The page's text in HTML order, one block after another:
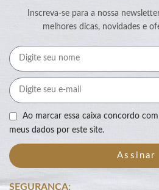
Inscreva-se para a nossa
melhores dicas, novidades e
Ao marcar essa caixa concordo
meus dados por este site.
Assinar
SEGURANÇA: